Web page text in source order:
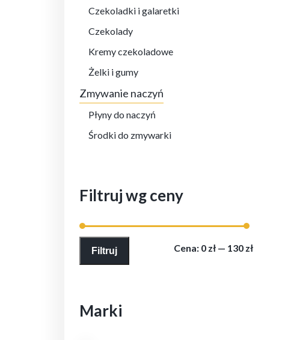
Czekoladki i galaretki
Czekolady
Kremy czekoladowe
Żelki i gumy
Zmywanie naczyń
Płyny do naczyń
Środki do zmywarki
Filtruj wg ceny
Cena
Cena
Filtruj Cena: 0 zł — 130 zł
Marki